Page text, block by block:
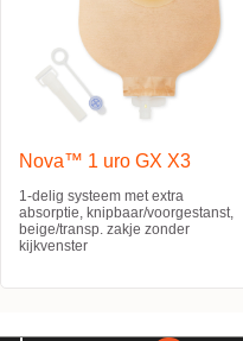
Nova™ 1 uro GX X3
1-delig systeem met extra
absorptie, knipbaar/voorgestanst,
beige/transp. zakje zonder
kijkvenster